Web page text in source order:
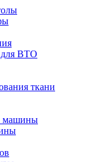
для ВТО
ткани
машины